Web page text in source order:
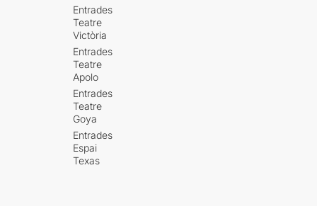
Entrades
Teatre
Victòria
Entrades
Teatre
Apolo
Entrades
Teatre
Goya
Entrades
Espai
Texas